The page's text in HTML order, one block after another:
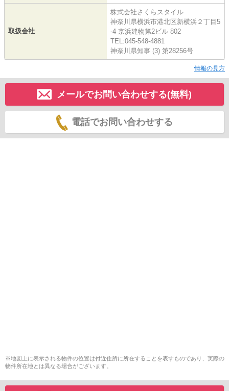
取扱会社
株式会社さくらスタイル
神奈川県横浜市港北区新横浜２丁目5
-4 京浜建物第2ビル 802
TEL:045-548-4881
神奈川県知事 (3) 第28256号
情報の見方
メールでお問い合わせする(無料)
電話でお問い合わせする
※地図上に表示される物件の位置は付近住所に所在することを表すものであり、実際の
物件所在地とは異なる場合がございます。